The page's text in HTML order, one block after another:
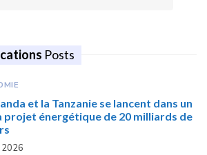
Posts
et la Tanzanie se lancent dans un
projet énergétique de 20 milliards de
2026